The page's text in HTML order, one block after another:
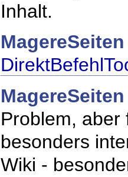
Inhalt.
MagereSeiten
MagereSeiten
Problem, aber
besonders
Wiki -